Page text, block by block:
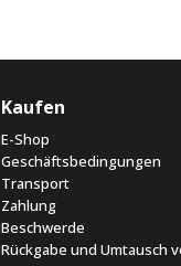
Kaufen
E-Shop
Geschäftsbedingungen
Transport
Zahlung
Beschwerde
Rückgabe und Umtausch